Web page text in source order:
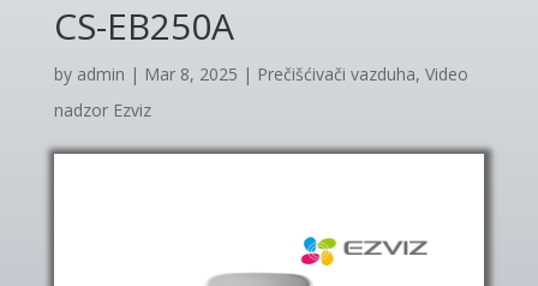
CS-EB250A
by admin | Mar 8, 2025 | Prečišćivači vazduha, Video
nadzor Ezviz